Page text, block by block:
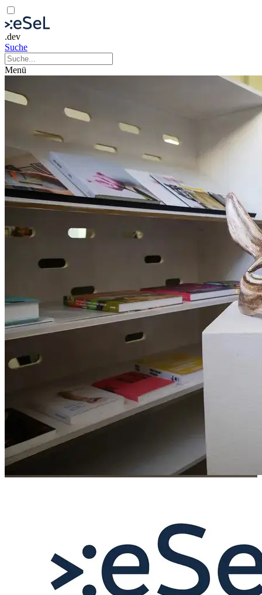
.dev
Suche
Menü